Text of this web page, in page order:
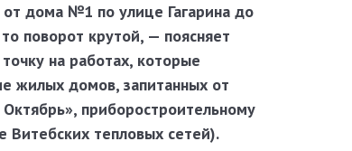
дома №1 по улице Гагарина до
поворот крутой, — поясняет
на работах, которые
жилых домов, запитанных от
приборостроительному
Витебских тепловых сетей).